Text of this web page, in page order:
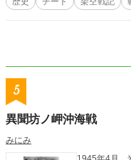
5
異聞坊ノ岬沖海戦
みにみ